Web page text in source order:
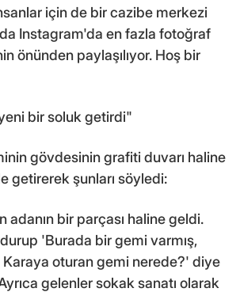
için de bir cazibe merkezi
Instagram'da en fazla fotoğraf
önünden paylaşılıyor. Hoş bir
bir soluk getirdi"
gövdesinin grafiti duvarı haline
getirerek şunları söyledi:
adanın bir parçası haline geldi.
'Burada bir gemi varmış,
Karaya oturan gemi nerede?' diye
gelenler sokak sanatı olarak